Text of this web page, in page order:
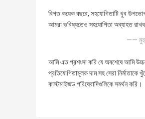
বিগত কয়েক বছরে, সহযোগিতাটি খুব
আমরা ভবিষ্যতেও সহযোগিতা অব্যাহত
——
আমি এত প্রশংসা করি যে অবশেষে আমি
প্রতিযোগিতামূলক দাম সহ সেরা নির্মাতাকে
কাস্টমাইজড পরিষেবাদিগুলিকে সমর্থন করি।